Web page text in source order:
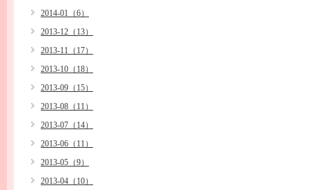
2014-01（6）
2013-12（13）
2013-11（17）
2013-10（18）
2013-09（15）
2013-08（11）
2013-07（14）
2013-06（11）
2013-05（9）
2013-04（10）